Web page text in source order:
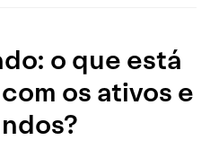
o que está
os ativos e